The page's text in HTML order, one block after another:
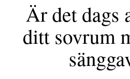
Är det dags
ditt sovrum